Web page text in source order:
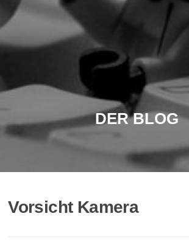
DER BLOG
Vorsicht Kamera